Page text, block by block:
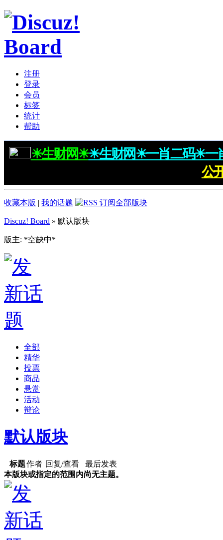
注册
登录
会员
标签
统计
帮助
☀生财网☀☀生财网☀一肖二码☀一
公
收藏本版 | 我的话题
Discuz! Board » 默认版块
版主: *空缺中*
全部
精华
投票
商品
悬赏
活动
辩论
默认版块
标题作者 回复/查看
最后发表
本版块或指定的范围内尚无主题。